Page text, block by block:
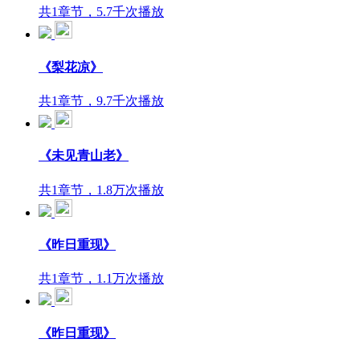
共1章节，5.7千次播放
《梨花凉》
共1章节，9.7千次播放
《未见青山老》
共1章节，1.8万次播放
《昨日重现》
共1章节，1.1万次播放
《昨日重现》